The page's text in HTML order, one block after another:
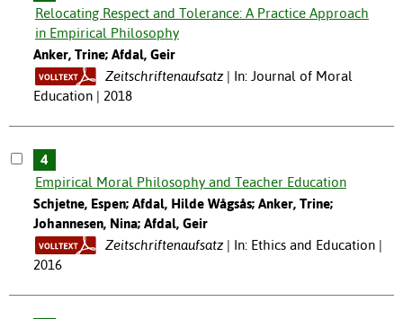
Relocating Respect and Tolerance: A Practice Approach
in Empirical Philosophy
Anker, Trine; Afdal, Geir
Zeitschriftenaufsatz
In: Journal of Moral
Education | 2018
4
Empirical Moral Philosophy and Teacher Education
Schjetne, Espen; Afdal, Hilde Wågsås; Anker, Trine;
Johannesen, Nina; Afdal, Geir
Zeitschriftenaufsatz
In: Ethics and Education |
2016